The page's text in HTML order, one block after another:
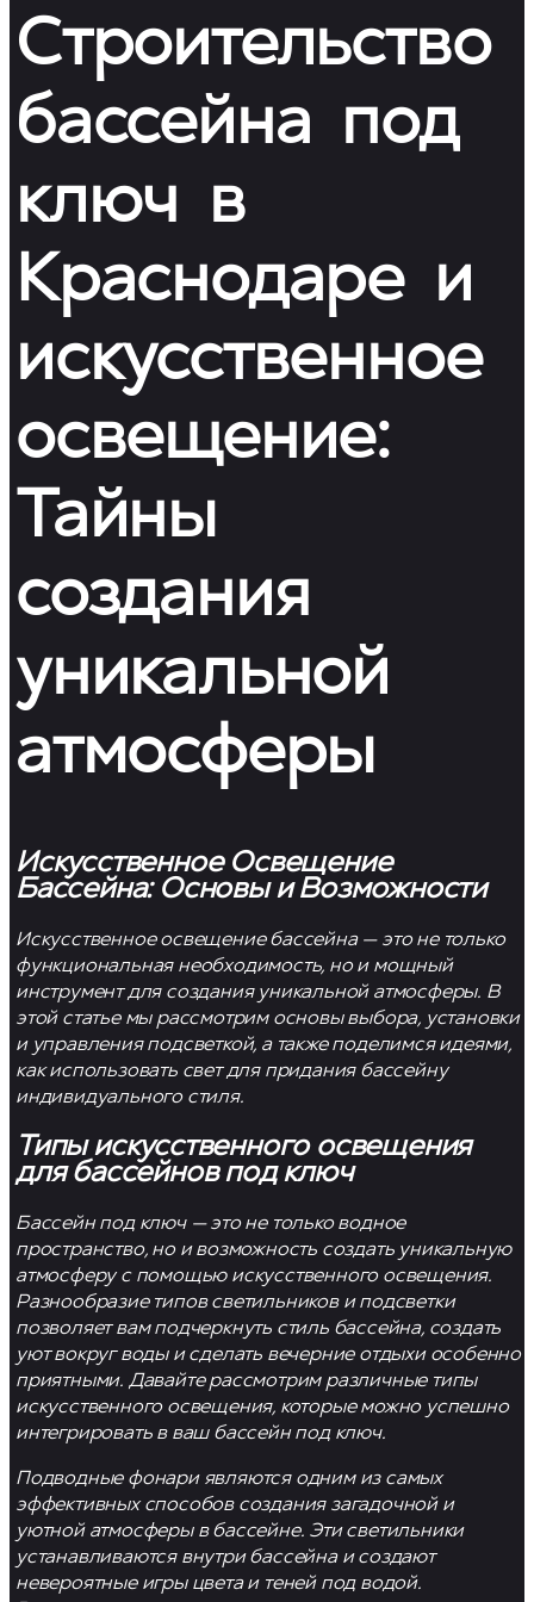
Строительство
бассейна под
ключ в
Краснодаре и
искусственное
освещение:
Тайны
создания
уникальной
атмосферы
Искусственное Освещение
Бассейна: Основы и Возможности
Искусственное освещение бассейна — это не только
функциональная необходимость, но и мощный
инструмент для создания уникальной атмосферы. В
этой статье мы рассмотрим основы выбора, установки
и управления подсветкой, а также поделимся идеями,
как использовать свет для придания бассейну
индивидуального стиля.
Типы искусственного освещения
для бассейнов под ключ
Бассейн под ключ— это не только водное
пространство, но и возможность создать уникальную
атмосферу с помощью искусственного освещения.
Разнообразие типов светильников и подсветки
позволяет вам подчеркнуть стиль бассейна, создать
уют вокруг воды и сделать вечерние отдыхи особенно
приятными. Давайте рассмотрим различные типы
искусственного освещения, которые можно успешно
интегрировать в ваш бассейн под ключ.
Подводные фонари являются одним из самых
эффективных способов создания загадочной и
уютной атмосферы в бассейне. Эти светильники
устанавливаются внутри бассейна и создают
невероятные игры цвета и теней под водой.